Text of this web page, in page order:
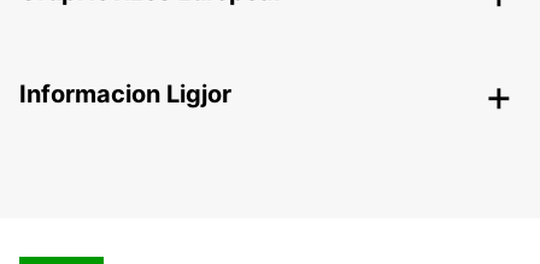
Informacion Ligjor